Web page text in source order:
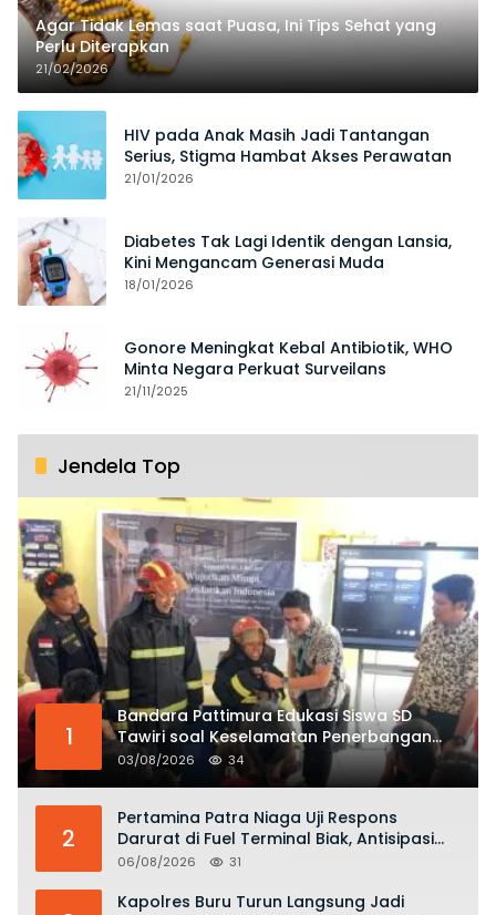
Agar Tidak Lemas saat Puasa, Ini Tips Sehat yang
Perlu Diterapkan
21/02/2026
HIV pada Anak Masih Jadi Tantangan
Serius, Stigma Hambat Akses Perawatan
21/01/2026
Diabetes Tak Lagi Identik dengan Lansia,
Kini Mengancam Generasi Muda
18/01/2026
Gonore Meningkat Kebal Antibiotik, WHO
Minta Negara Perkuat Surveilans
21/11/2025
Jendela Top
1
Bandara Pattimura Edukasi Siswa SD
Tawiri soal Keselamatan Penerbangan
dan Bahaya Bermain Layang-layang di
KKOP
03/08/2026 34
2
Pertamina Patra Niaga Uji Respons
Darurat di Fuel Terminal Biak, Antisipasi
Risiko Kebakaran dan Tumpahan BBM
06/08/2026 31
Kapolres Buru Turun Langsung Jadi